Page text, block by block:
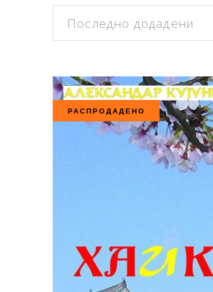
latest
Последно додадени
РАСПРОДАДЕНО